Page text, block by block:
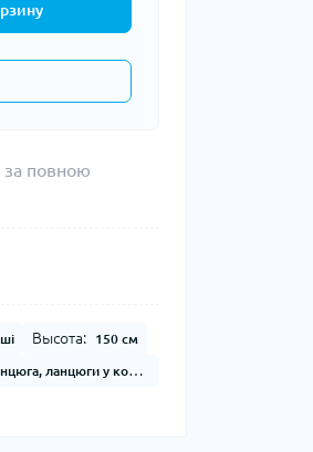
за повною
Высота: 150 см
ланцюги у комплекті